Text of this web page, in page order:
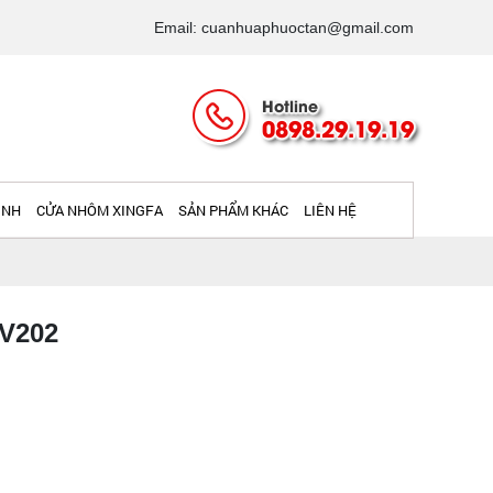
Email: cuanhuaphuoctan@gmail.com
Hotline
0898.29.19.19
CỬA NHÔM XINGFA SẢN PHẨM KHÁC LIÊN HỆ